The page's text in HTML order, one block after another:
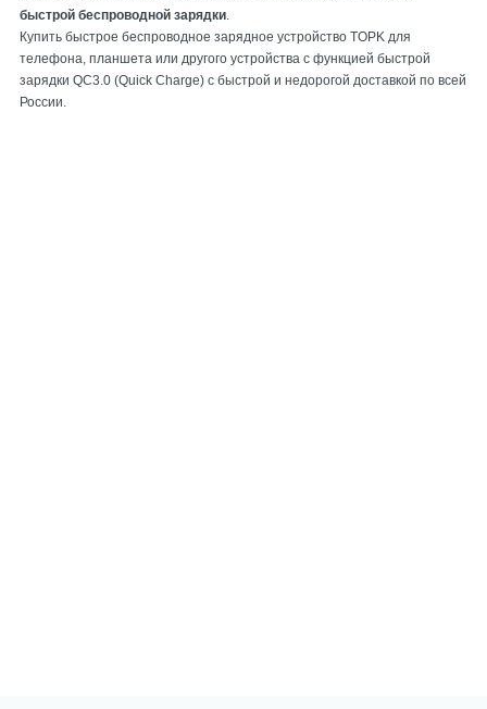
быстрой беспроводной зарядки.
Купить быстрое беспроводное зарядное устройство TOPK для
телефона, планшета или другого устройства с функцией быстрой
зарядки QC3.0 (Quick Charge) с быстрой и недорогой доставкой по всей
России.